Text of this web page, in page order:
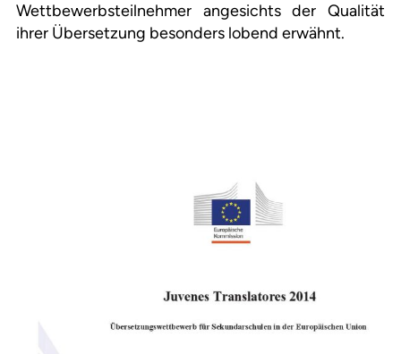
Wettbewerbsteilnehmer angesichts der Qualität
ihrer Übersetzung besonders lobend erwähnt.